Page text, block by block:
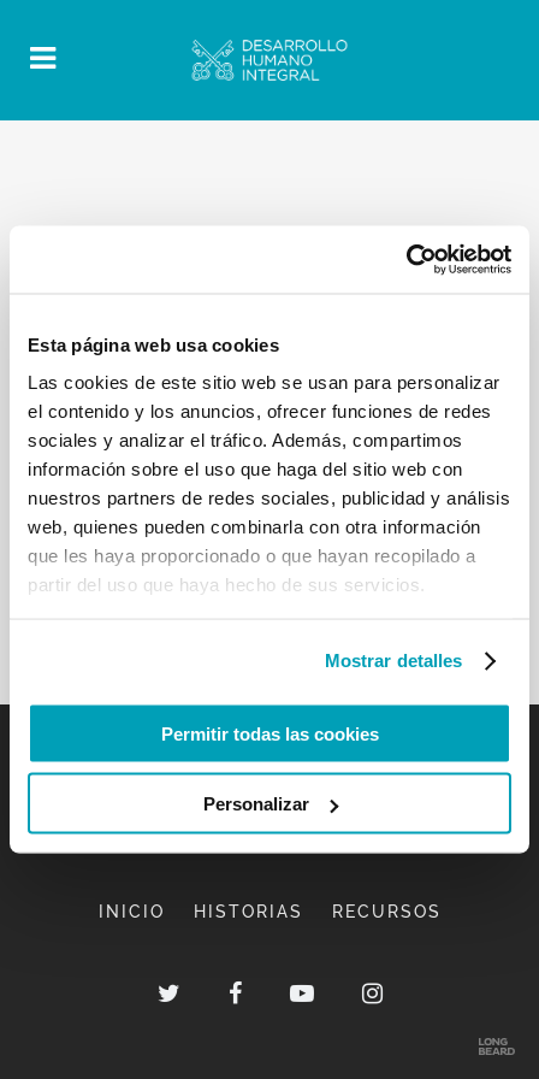
Esta página web usa cookies
Las cookies de este sitio web se usan para personalizar
el contenido y los anuncios, ofrecer funciones de redes
sociales y analizar el tráfico. Además, compartimos
información sobre el uso que haga del sitio web con
nuestros partners de redes sociales, publicidad y análisis
web, quienes pueden combinarla con otra información
que les haya proporcionado o que hayan recopilado a
partir del uso que haya hecho de sus servicios.
Mostrar detalles
Permitir todas las cookies
Personalizar
INICIO HISTORIAS RECURSOS